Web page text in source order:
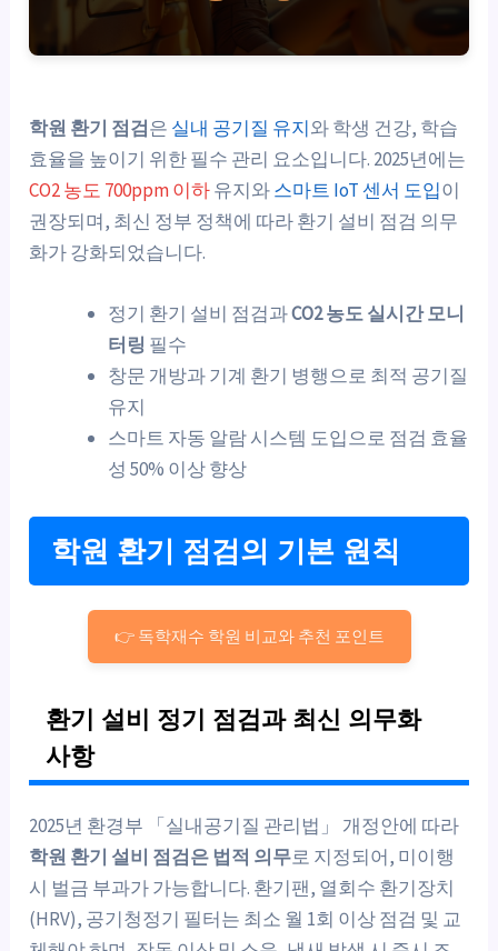
학원 환기 점검은 실내 공기질 유지와 학생 건강, 학습
효율을 높이기 위한 필수 관리 요소입니다. 2025년에는
CO2 농도 700ppm 이하유지와스마트 IoT 센서 도입이
권장되며, 최신 정부 정책에 따라 환기 설비 점검 의무
화가 강화되었습니다.
정기 환기 설비 점검과CO2 농도 실시간 모니
터링 필수
창문 개방과 기계 환기 병행으로 최적 공기질
유지
스마트 자동 알람 시스템 도입으로 점검 효율
성 50% 이상 향상
학원 환기 점검의 기본 원칙
👉 독학재수 학원 비교와 추천 포인트
환기 설비 정기 점검과 최신 의무화
사항
2025년 환경부 「실내공기질 관리법」 개정안에 따라
학원 환기 설비 점검은 법적 의무로 지정되어, 미이행
시 벌금 부과가 가능합니다. 환기팬, 열회수 환기장치
(HRV), 공기청정기 필터는 최소 월 1회 이상 점검 및 교